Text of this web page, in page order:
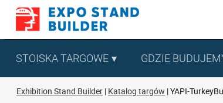
Skip
content
STOISKA TARGOWE GDZIE
Exhibition Stand Builder Katalog targów YAPI-